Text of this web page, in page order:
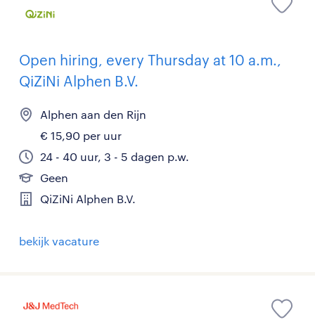
Open hiring, every Thursday at 10 a.m.,
QiZiNi Alphen B.V.
Alphen aan den Rijn
€ 15,90 per uur
24 - 40 uur, 3 - 5 dagen p.w.
Geen
QiZiNi Alphen B.V.
bekijk vacature